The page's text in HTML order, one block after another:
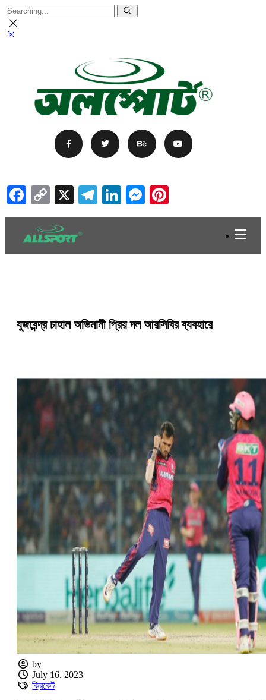
Facebook
Copy
Link
X Telegram
LinkedIn
Messenger
যুজবেন্দ্র চাহাল অভিমানী প্রিয় দল আরসিবির ব্যবহারে
by
July 16, 2023
ক্রিকেট